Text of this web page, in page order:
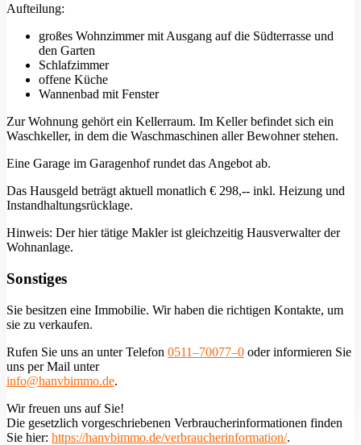
Aufteilung:
großes Wohnzimmer mit Ausgang auf die Südterrasse und
den Garten
Schlafzimmer
offene Küche
Wannenbad mit Fenster
Zur Wohnung gehört ein Kellerraum. Im Keller befindet sich ein
Waschkeller, in dem die Waschmaschinen aller Bewohner stehen.
Eine Garage im Garagenhof rundet das Angebot ab.
Das Hausgeld beträgt aktuell monatlich € 298,-- inkl. Heizung und
Instandhaltungsrücklage.
Hinweis: Der hier tätige Makler ist gleichzeitig Hausverwalter der
Wohnanlage.
Sonstiges
Sie besitzen eine Immobilie. Wir haben die richtigen Kontakte, um
sie zu verkaufen.
Rufen Sie uns an unter Telefon 0511–70077–0 oder informieren Sie
uns per Mail unter
info@hanvbimmo.de.
Wir freuen uns auf Sie!
Die gesetzlich vorgeschriebenen Verbraucherinformationen finden
Sie hier: https://hanvbimmo.de/verbraucherinformation/.